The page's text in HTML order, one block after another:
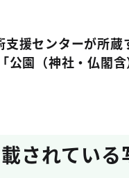
援センターが所蔵
公園（神社・仏閣
されてい